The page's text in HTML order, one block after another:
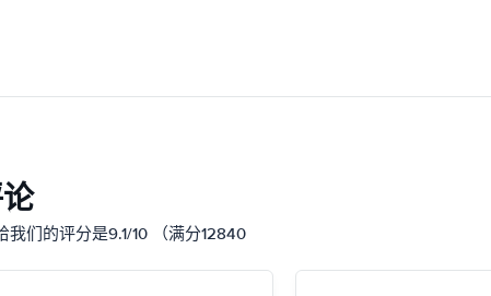
我们的评分是9.1/10 （满分12840